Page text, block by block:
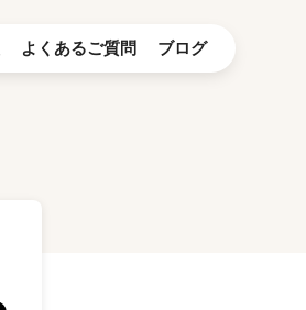
よくあるご質問 ブログ